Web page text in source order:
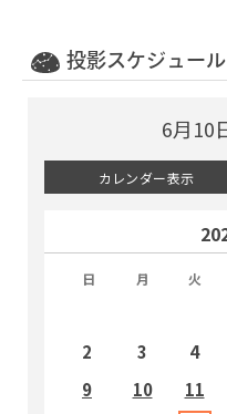
投影スケジュール
6月10
カレンダー表示
日 月 火
2
3 4
9
10 11